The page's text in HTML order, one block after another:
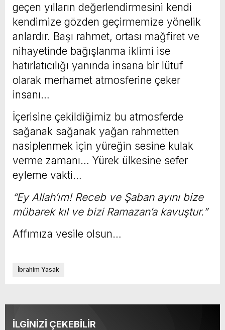
geçen yılların değerlendirmesini kendi
kendimize gözden geçirmemize yönelik
anlardır. Başı rahmet, ortası mağfiret ve
nihayetinde bağışlanma iklimi ise
hatırlatıcılığı yanında insana bir lütuf
olarak merhamet atmosferine çeker
insanı…
İçerisine çekildiğimiz bu atmosferde
sağanak sağanak yağan rahmetten
nasiplenmek için yüreğin sesine kulak
verme zamanı… Yürek ülkesine sefer
eyleme vakti…
“Ey Allah’ım! Receb ve Şaban ayını bize
mübarek kıl ve bizi Ramazan’a kavuştur.”
Affımıza vesile olsun…
İbrahim Yasak
İLGİNİZİ ÇEKEBİLİR